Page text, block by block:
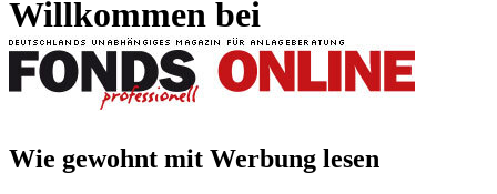
Willkommen bei
Wie gewohnt mit Werbung lesen